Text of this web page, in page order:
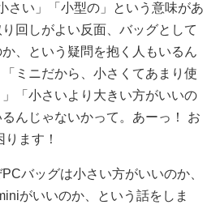
さい」「小型の」という意味があ
回しがよい反面、バッグとして
、という疑問を抱く人もいるん
ミニだから、小さくてあまり使
「小さいより大きい方がいいの
んじゃないかって。あーっ！ お
ます！
バッグは小さい方がいいのか、
がいいのか、という話をしま